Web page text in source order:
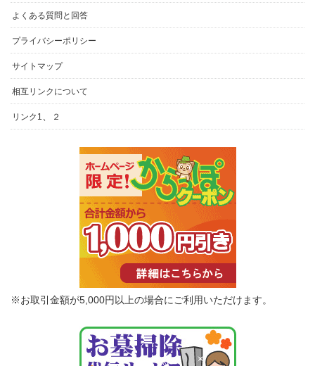
よくある質問と回答
プライバシーポリシー
サイトマップ
相互リンクについて
リンク1、 ２
※お取引金額が5,000円以上の場合にご利用いただけます。